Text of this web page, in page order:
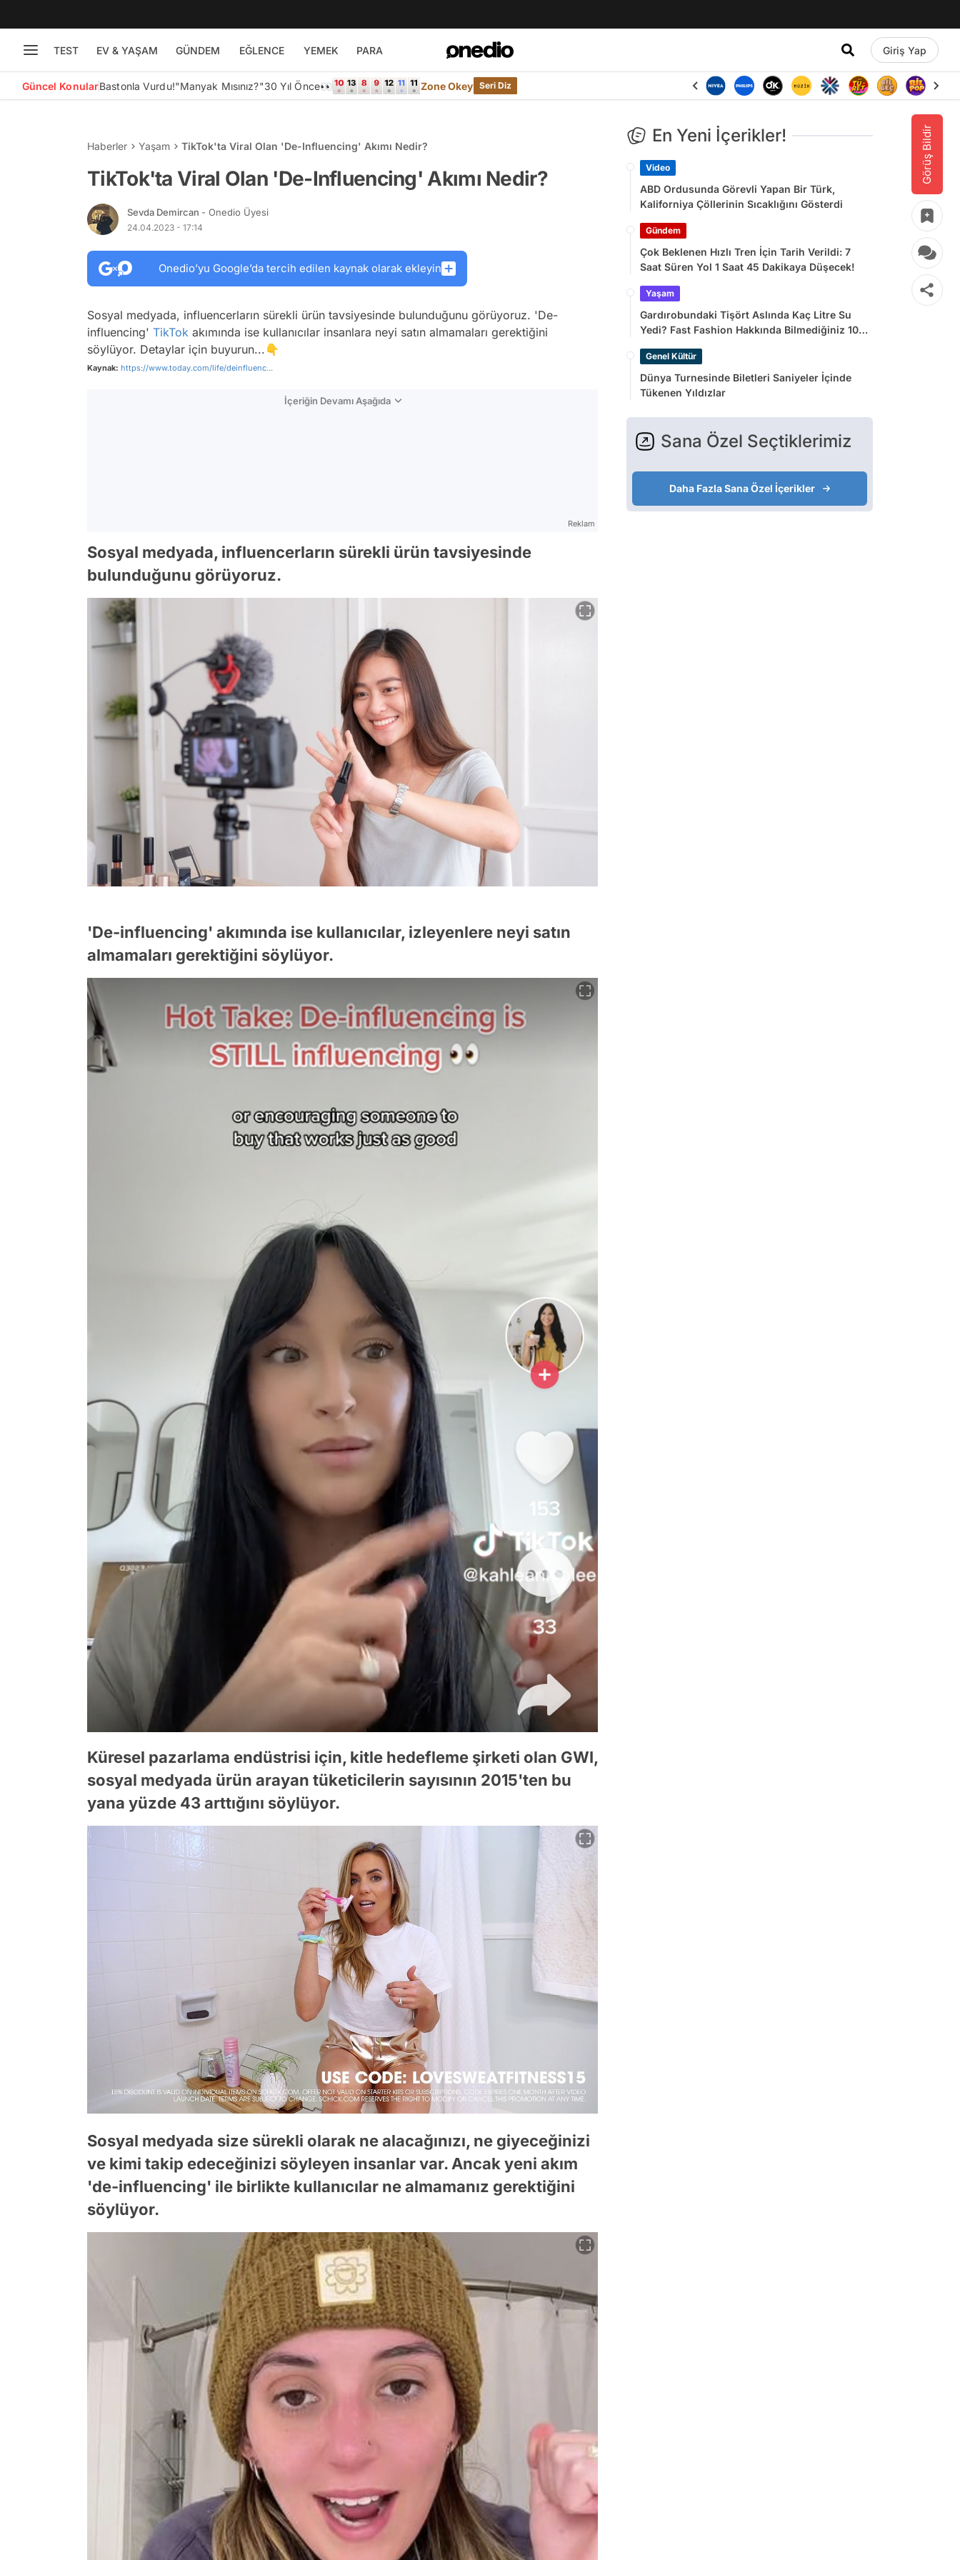
TEST EV & YAŞAM GÜNDEM EĞLENCE YEMEK PARA Giriş Yap
Güncel KonularBastonla Vurdu!"Manyak Mısınız?"30 Yıl Önce👀 Zone Okey Seri Diz
Görüş Bildir
Haberler Yaşam TikTok'ta Viral Olan 'De-Influencing' Akımı Nedir?
TikTok'ta Viral Olan 'De-Influencing' Akımı Nedir?
Sevda Demircan - Onedio Üyesi
24.04.2023 - 17:14
Onedio’yu Google’da tercih edilen kaynak olarak ekleyin
Sosyal medyada, influencerların sürekli ürün tavsiyesinde bulunduğunu görüyoruz. 'De-
influencing' TikTok akımında ise kullanıcılar insanlara neyi satın almamaları gerektiğini
söylüyor. Detaylar için buyurun...👇
Kaynak: https://www.today.com/life/deinfluenc...
İçeriğin Devamı Aşağıda
Reklam
Sosyal medyada, influencerların sürekli ürün tavsiyesinde
bulunduğunu görüyoruz.
'De-influencing' akımında ise kullanıcılar, izleyenlere neyi satın
almamaları gerektiğini söylüyor.
Küresel pazarlama endüstrisi için, kitle hedefleme şirketi olan GWI,
sosyal medyada ürün arayan tüketicilerin sayısının 2015'ten bu
yana yüzde 43 arttığını söylüyor.
Sosyal medyada size sürekli olarak ne alacağınızı, ne giyeceğinizi
ve kimi takip edeceğinizi söyleyen insanlar var. Ancak yeni akım
'de-influencing' ile birlikte kullanıcılar ne almamanız gerektiğini
söylüyor.
En Yeni İçerikler!
Video
ABD Ordusunda Görevli Yapan Bir Türk,
Kaliforniya Çöllerinin Sıcaklığını Gösterdi
Gündem
Çok Beklenen Hızlı Tren İçin Tarih Verildi: 7
Saat Süren Yol 1 Saat 45 Dakikaya Düşecek!
Yaşam
Gardırobundaki Tişört Aslında Kaç Litre Su
Yedi? Fast Fashion Hakkında Bilmediğiniz 10
Genel Kültür
Dünya Turnesinde Biletleri Saniyeler İçinde
Tükenen Yıldızlar
Sana Özel Seçtiklerimiz
Daha Fazla Sana Özel İçerikler